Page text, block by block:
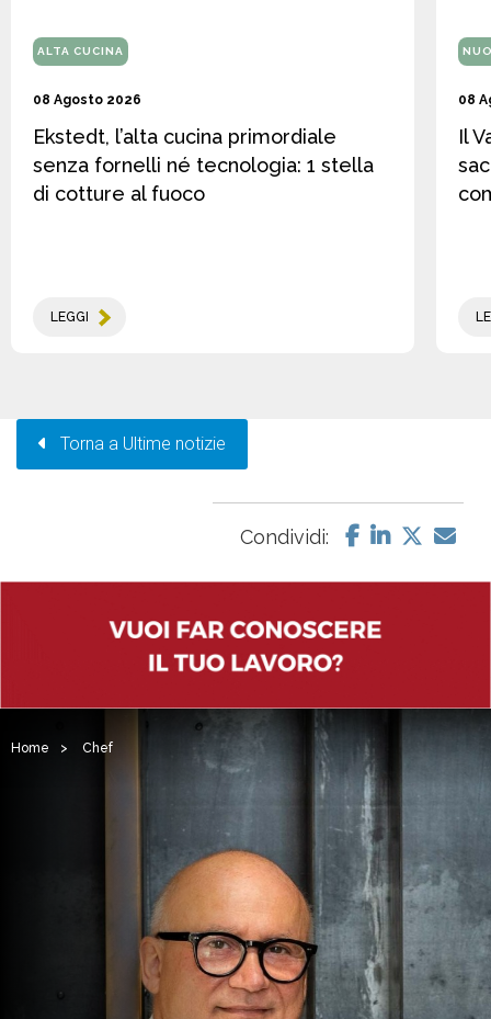
ALTA CUCINA
08 Agosto 2026
Ekstedt, l’alta cucina primordiale
senza fornelli né tecnologia: 1 stella
di cotture al fuoco
LEGGI
08
Il
Torna a Ultime notizie
Condividi:
Home > Chef